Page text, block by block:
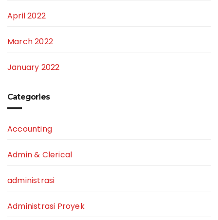
April 2022
March 2022
January 2022
Categories
Accounting
Admin & Clerical
administrasi
Administrasi Proyek